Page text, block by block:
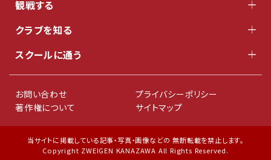
観戦する
クラブを知る
スクールに通う
お問い合わせ
プライバシーポリシー
著作権について
サイトマップ
当サイトに掲載している記事・写真・画像などの 無断転載を禁止します。
Copyright ZWEIGEN KANAZAWA All Rights Reserved.